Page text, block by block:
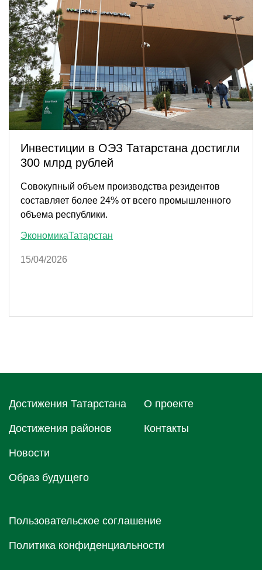
Инвестиции в ОЭЗ Татарстана достигли
300 млрд рублей
Совокупный объем производства резидентов
составляет более 24% от всего промышленного
объема республики.
ЭкономикаТатарстан
15/04/2026
Достижения Татарстана
Достижения районов
Новости
Образ будущего
О проектe
Контакты
Пользовательское соглашение
Политика конфиденциальности